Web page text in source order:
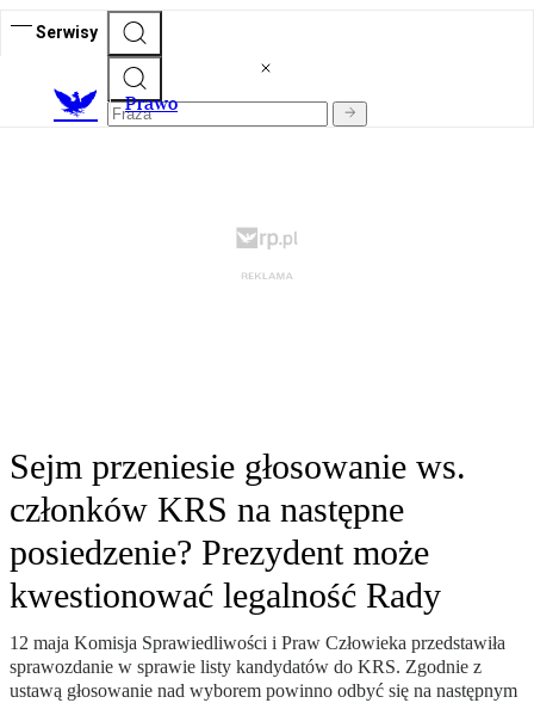
Serwisy
Prawo
Sejm przeniesie głosowanie ws.
członków KRS na następne
posiedzenie? Prezydent może
kwestionować legalność Rady
12 maja Komisja Sprawiedliwości i Praw Człowieka przedstawiła
sprawozdanie w sprawie listy kandydatów do KRS. Zgodnie z
ustawą głosowanie nad wyborem powinno odbyć się na następnym